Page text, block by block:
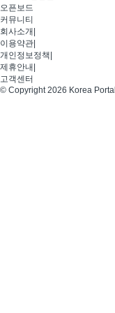
오픈보드
커뮤니티
회사소개
이용약관
개인정보정책
제휴안내
고객센터
© Copyright 2026 Korea